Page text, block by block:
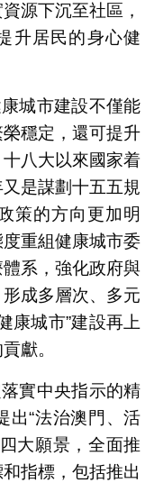
源下沉至社區，
升居民的身心健
城市建設不僅能
穩定，還可提升
八大以來國家着
是謀劃十五五規
策的方向更加明
重組健康城市委
系，強化政府與
成多層次、多元
康城市”建設再上
獻。
實中央指示的精
出“法治澳門、活
大願景，全面推
指標，包括推出